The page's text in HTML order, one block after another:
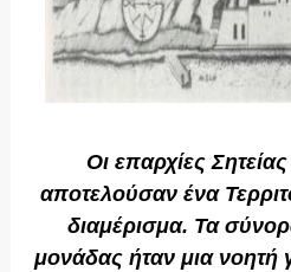
Οι επαρχίες
αποτελούσαν ένα
διαμέρισμα. Τα
μονάδας ήταν μια